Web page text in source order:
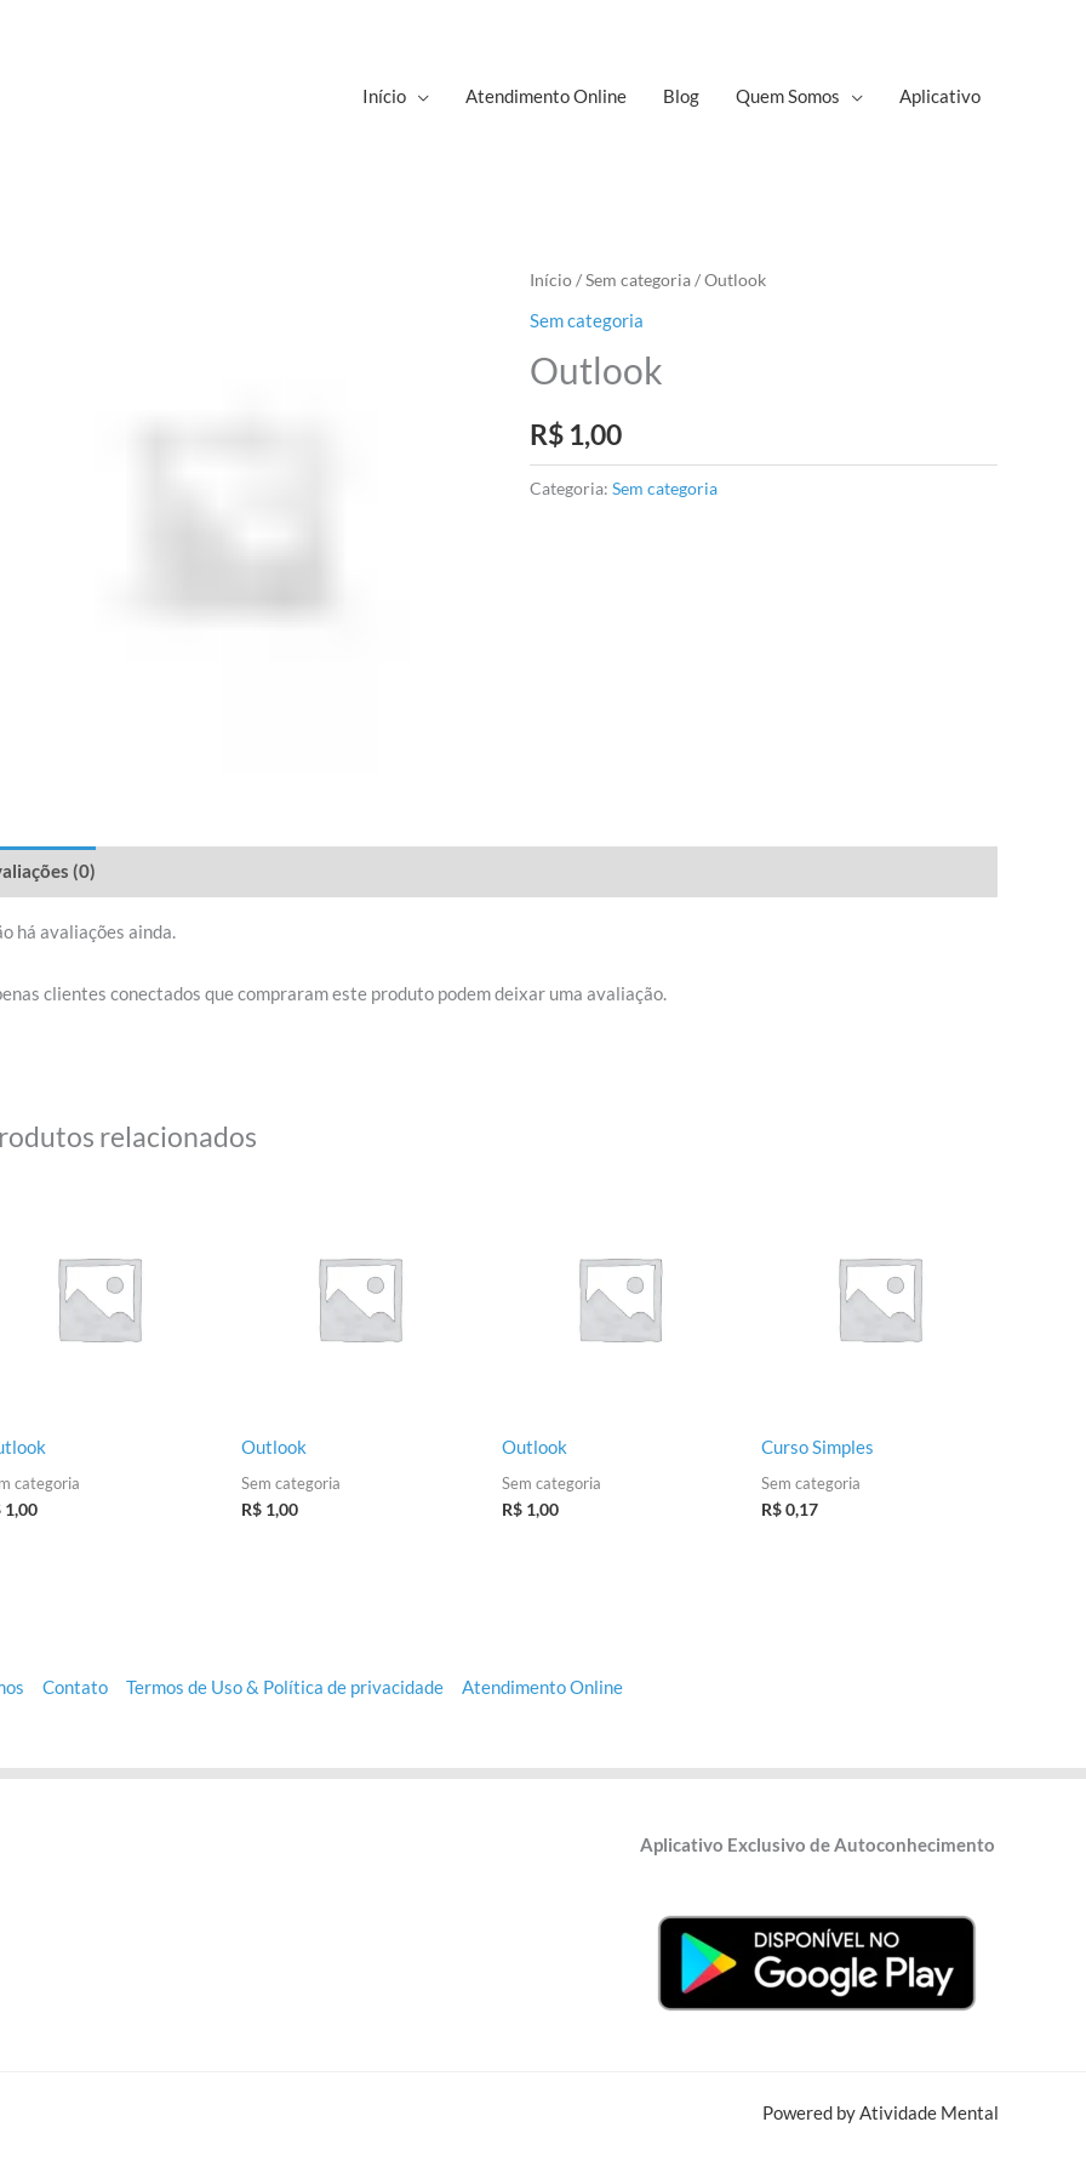
Início Atendimento Online Blog Quem Somos Aplicativo
Início/Sem categoria/ Outlook
Sem categoria
Outlook
R$ 1,00
Categoria:Sem categoria
(0)
há avaliações ainda.
clientes conectados que compraram este produto podem deixar uma avaliação.
relacionados
categoria
1,00
Outlook
Sem categoria
R$1,00
Outlook
Sem categoria
R$1,00
Curso Simples
Sem categoria
R$0,17
Contato Termos de Uso & Política de privacidade Atendimento Online
Aplicativo Exclusivo de Autoconhecimento
Powered by Atividade Mental